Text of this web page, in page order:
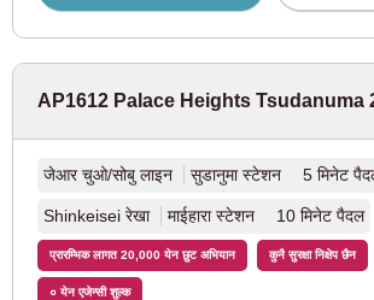
AP1612 Palace Heights Tsudanuma
जेआर चुओ/सोबु लाइन सुडानुमा स्टेशन 5 मिनेट
Shinkeisei रेखा माईहारा स्टेशन 10 मिनेट पैदल
प्रारम्भिक लागत 20,000 येन छुट अभियान कुनै सुरक्षा निक्षेप छैन
० येन एजेन्सी शुल्क
ओसाका पूर्वी रेखा (21)
Hanshin इलेक्ट्रिक रेलवे